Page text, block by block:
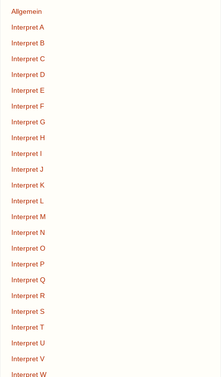
Allgemein
Interpret A
Interpret B
Interpret C
Interpret D
Interpret E
Interpret F
Interpret G
Interpret H
Interpret I
Interpret J
Interpret K
Interpret L
Interpret M
Interpret N
Interpret O
Interpret P
Interpret Q
Interpret R
Interpret S
Interpret T
Interpret U
Interpret V
Interpret W